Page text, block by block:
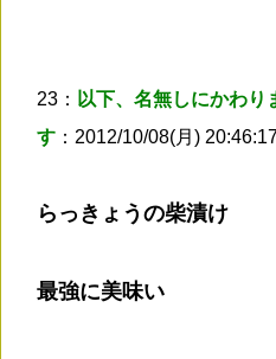
23： 以下、名無しにかわり
す ：2012/10/08(月)
らっきょうの柴漬け
最強に美味い